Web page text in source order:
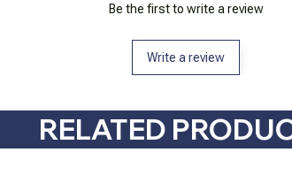
Be the first to write a review
Write a review
RELATED